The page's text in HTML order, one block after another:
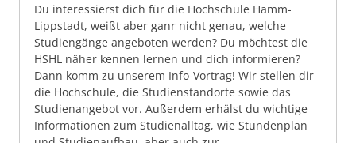
Du interessierst dich für die Hochschule Hamm-
Lippstadt, weißt aber ganr nicht genau, welche
Studiengänge angeboten werden? Du möchtest die
HSHL näher kennen lernen und dich informieren?
Dann komm zu unserem Info-Vortrag! Wir stellen dir
die Hochschule, die Studienstandorte sowie das
Studienangebot vor. Außerdem erhälst du wichtige
Informationen zum Studienalltag, wie Stundenplan